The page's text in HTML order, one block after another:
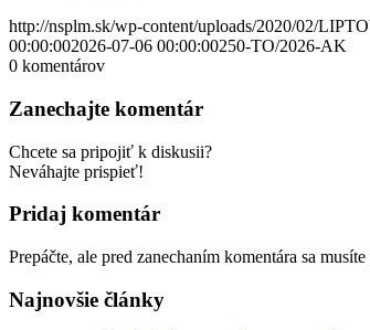
http://nsplm.sk/wp-content/uploads/2020/02/
00:00:002026-07-06 00:00:00250-TO/2026-AK
0 komentárov
Zanechajte komentár
Chcete sa pripojiť k diskusii?
Neváhajte prispieť!
Pridaj komentár
Prepáčte, ale pred zanechaním komentára sa musíte
Najnovšie články